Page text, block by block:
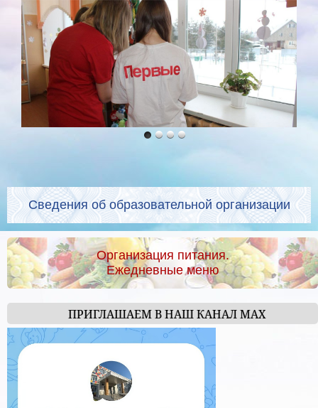
Сведения об образовательной организации
Организация питания.
Ежедневные меню
ПРИГЛАШАЕМ В НАШ КАНАЛ МАХ